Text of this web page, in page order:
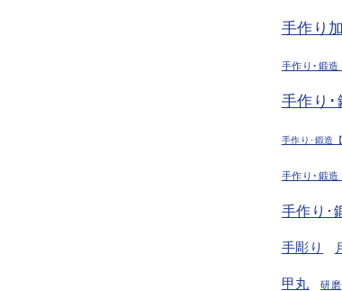
手作り
手作り･鍛造
手作り･
手作り･鍛造
手作り･鍛造
手作り･
手彫り
甲丸 研磨